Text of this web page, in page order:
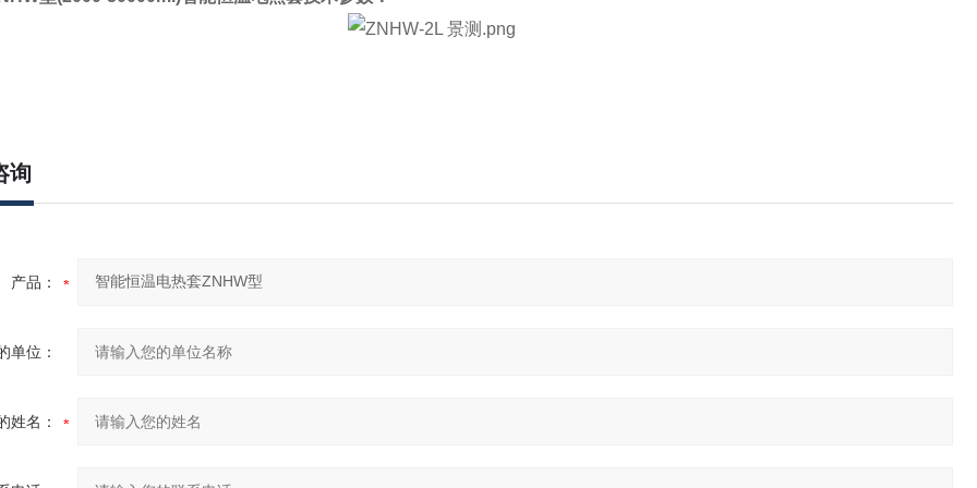
询
产品：
单位：
姓名：